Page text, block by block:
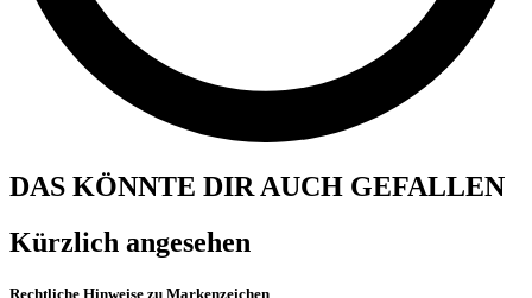
DAS KÖNNTE DIR AUCH GEFALLEN
Kürzlich angesehen
Rechtliche Hinweise zu Markenzeichen